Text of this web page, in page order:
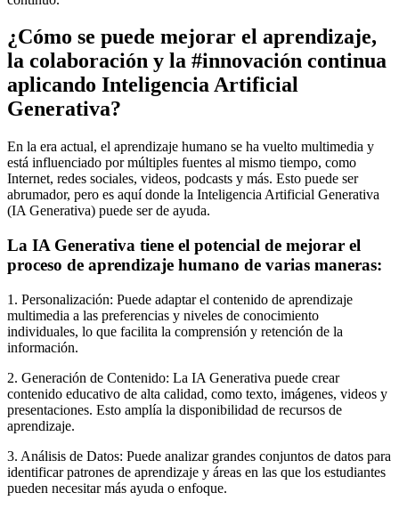
¿Cómo se puede mejorar el aprendizaje,
la colaboración y la #innovación continua
aplicando Inteligencia Artificial
Generativa?
En la era actual, el aprendizaje humano se ha vuelto multimedia y
está influenciado por múltiples fuentes al mismo tiempo, como
Internet, redes sociales, videos, podcasts y más. Esto puede ser
abrumador, pero es aquí donde la Inteligencia Artificial Generativa
(IA Generativa) puede ser de ayuda.
La IA Generativa tiene el potencial de mejorar el
proceso de aprendizaje humano de varias maneras:
1. Personalización: Puede adaptar el contenido de aprendizaje
multimedia a las preferencias y niveles de conocimiento
individuales, lo que facilita la comprensión y retención de la
información.
2. Generación de Contenido: La IA Generativa puede crear
contenido educativo de alta calidad, como texto, imágenes, videos y
presentaciones. Esto amplía la disponibilidad de recursos de
aprendizaje.
3. Análisis de Datos: Puede analizar grandes conjuntos de datos para
identificar patrones de aprendizaje y áreas en las que los estudiantes
pueden necesitar más ayuda o enfoque.